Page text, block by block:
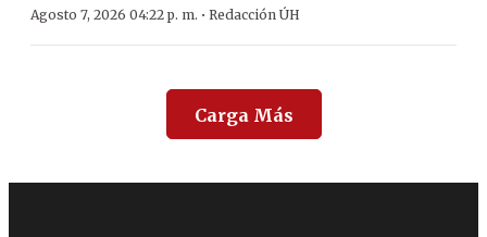
Agosto 7, 2026 04:22 p. m. · Redacción ÚH
Carga Más